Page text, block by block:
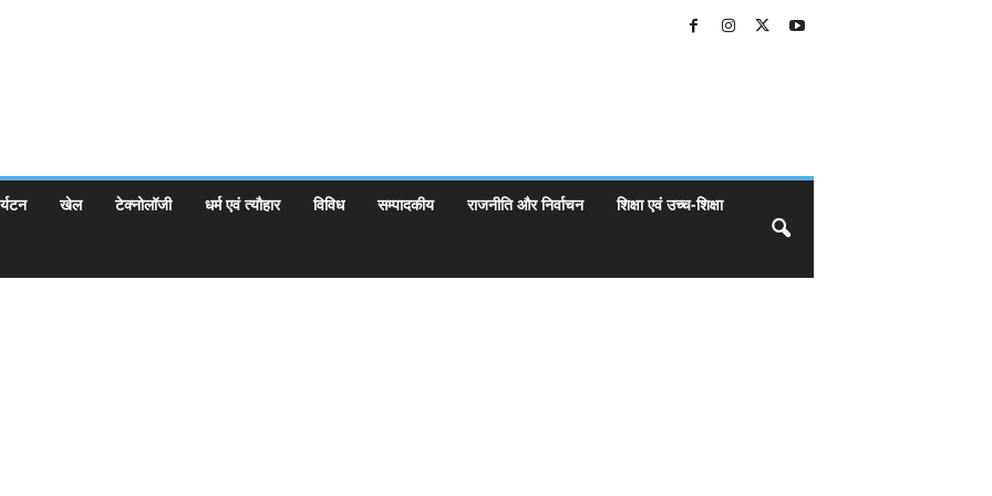
खेल टेक्नोलॉजी धर्म एवं त्यौहार विविध सम्पादकीय राजनीति और निर्वाचन शिक्षा एवं उच्च-शिक्षा